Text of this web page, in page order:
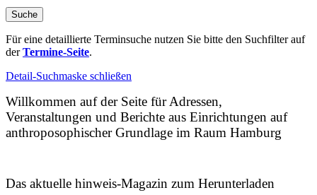
Für eine detaillierte Terminsuche nutzen Sie bitte den Suchfilter auf
derTermine-Seite.
Detail-Suchmaske schließen
Willkommen auf der Seite für Adressen,
Veranstaltungen und Berichte aus Einrichtungen auf
anthroposophischer Grundlage im Raum Hamburg
Das aktuelle hinweis-Magazin zum Herunterladen